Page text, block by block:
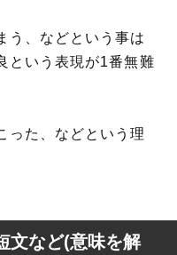
う、などという事は
という表現が1番無難
った、などという理
文など(意味を解